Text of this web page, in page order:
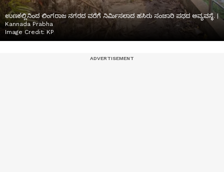
ಉಣಕಲ್ಲಿನಿಂದ ಲಿಂಗರಾಜ ನಗರದ ವರೆಗೆ ನಿರ್ಮಿಸಲಾದ ಹಸಿರು ಸಂಚಾರಿ ಪಥದ ಅವ್ಯವಸ್ಥೆ. |
Kannada Prabha
Image Credit:KP